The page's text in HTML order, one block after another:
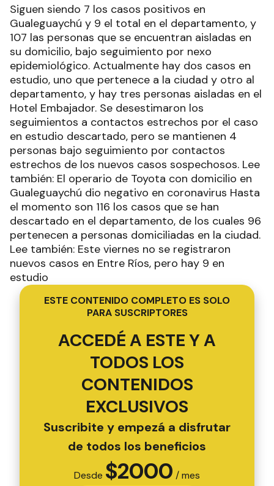
Siguen siendo 7 los casos positivos en
Gualeguaychú y 9 el total en el departamento, y
107 las personas que se encuentran aisladas en
su domicilio, bajo seguimiento por nexo
epidemiológico. Actualmente hay dos casos en
estudio, uno que pertenece a la ciudad y otro al
departamento, y hay tres personas aisladas en el
Hotel Embajador. Se desestimaron los
seguimientos a contactos estrechos por el caso
en estudio descartado, pero se mantienen 4
personas bajo seguimiento por contactos
estrechos de los nuevos casos sospechosos. Lee
también: El operario de Toyota con domicilio en
Gualeguaychú dio negativo en coronavirus Hasta
el momento son 116 los casos que se han
descartado en el departamento, de los cuales 96
pertenecen a personas domiciliadas en la ciudad.
Lee también: Este viernes no se registraron
nuevos casos en Entre Ríos, pero hay 9 en
estudio
ESTE CONTENIDO COMPLETO ES SOLO
PARA SUSCRIPTORES
ACCEDÉ A ESTE Y A
TODOS LOS
CONTENIDOS
EXCLUSIVOS
Suscribite y empezá a disfrutar
de todos los beneficios
Desde $2000 / mes